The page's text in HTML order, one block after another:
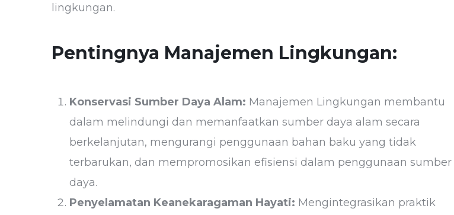
lingkungan.
Pentingnya Manajemen Lingkungan:
Konservasi Sumber Daya Alam: Manajemen Lingkungan membantu
dalam melindungi dan memanfaatkan sumber daya alam secara
berkelanjutan, mengurangi penggunaan bahan baku yang tidak
terbarukan, dan mempromosikan efisiensi dalam penggunaan sumber
daya.
Penyelamatan Keanekaragaman Hayati: Mengintegrasikan praktik